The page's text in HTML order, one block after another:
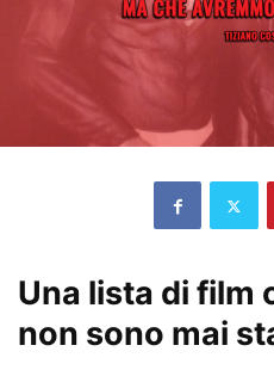
Una lista di film
non sono mai